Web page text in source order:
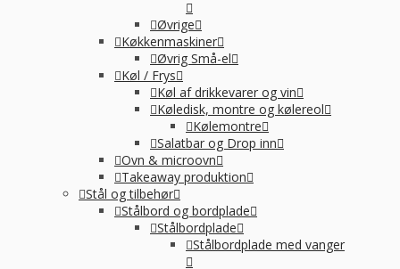
Øvrige
Køkkenmaskiner
Øvrig Små-el
Køl / Frys
Køl af drikkevarer og vin
Køledisk, montre og kølereol
Kølemontre
Salatbar og Drop inn
Ovn & microovn
Takeaway produktion
Stål og tilbehør
Stålbord og bordplade
Stålbordplade
Stålbordplade med vanger